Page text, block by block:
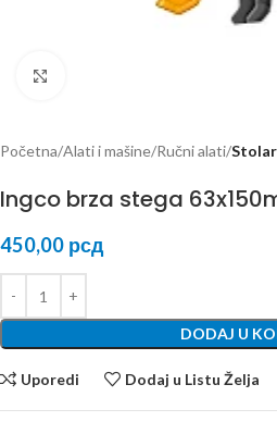
Početna Alati i mašine Ručni alati
Ingco brza stega
450,00 рсд
DODAJ U
Uporedi Dodaj u Listu Želja